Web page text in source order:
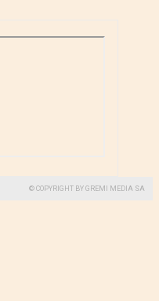
© COPYRIGHT BY GREMI MEDIA SA